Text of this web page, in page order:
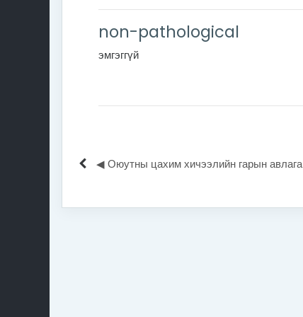
non-pathological
эмгэггүй
◀︎ Оюутны цахим хичээлийн гарын авлага